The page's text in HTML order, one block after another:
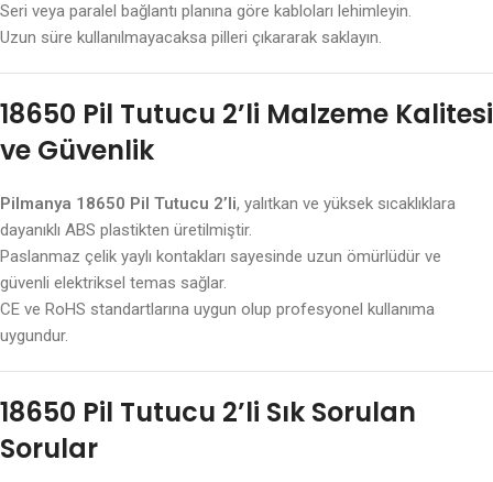
Seri veya paralel bağlantı planına göre kabloları lehimleyin.
Uzun süre kullanılmayacaksa pilleri çıkararak saklayın.
18650 Pil Tutucu 2’li Malzeme Kalitesi
ve Güvenlik
Pilmanya 18650 Pil Tutucu 2’li, yalıtkan ve yüksek sıcaklıklara
dayanıklı ABS plastikten üretilmiştir.
Paslanmaz çelik yaylı kontakları sayesinde uzun ömürlüdür ve
güvenli elektriksel temas sağlar.
CE ve RoHS standartlarına uygun olup profesyonel kullanıma
uygundur.
18650 Pil Tutucu 2’li Sık Sorulan
Sorular